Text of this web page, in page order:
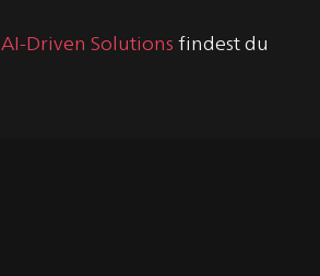
AI-Driven Solutions findest du